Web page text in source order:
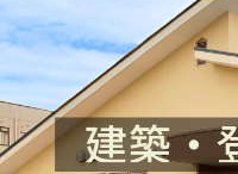
建築・